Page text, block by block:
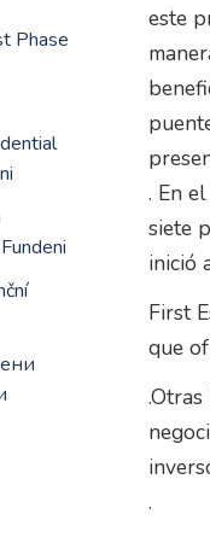
este
. En
siete
inició
First
que
.
Phase